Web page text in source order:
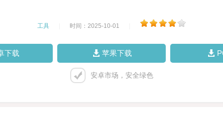
工具 时间：2025-10-01
下载 苹果下载
安卓市场，安全绿色